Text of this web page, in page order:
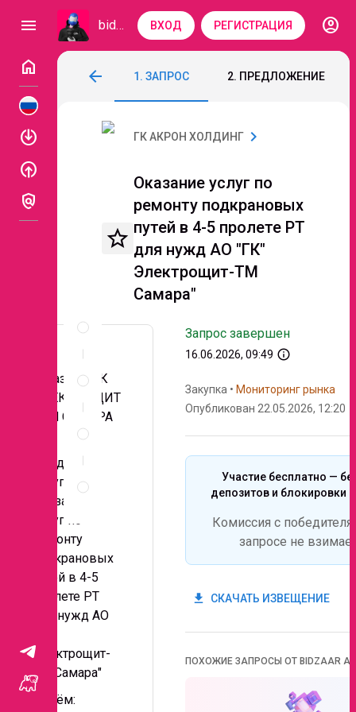
menu bidzaar ВХОД РЕГИСТРАЦИЯ
account_circle
home
enable
enable
policy
arrow_back
Оказание услуг по ремонту
1. ЗАПРОС 2. ПРЕДЛОЖЕНИЕ
по
позициям
Неценовые
ГК АКРОН ХОЛДИНГ chevron_right
star_border
Оказание услуг по
ремонту подкрановых
путей в 4-5 пролете РТ
для нужд АО "ГК"
Электрощит-ТМ
Самара"
Заказчик: ГК
ЭЛЕКТРОЩИТ
- ТМ САМАРА
Предмет
закупки:
Оказание
услуг по
ремонту
подкрановых
путей в 4-5
пролете РТ
для нужд АО
Электрощит-
ТМ Самара"
Объём:
Запрос завершен
16.06.2026, 09:49 info_outline
Закупка • Мониторинг рынка
Опубликован 22.05.2026, 12:20
Участие бесплатно —
депозитов и блокировки
Комиссия с
запросе не
get_app СКАЧАТЬ ИЗВЕЩЕНИЕ
ПОХОЖИЕ ЗАПРОСЫ ОТ BIDZAAR AI